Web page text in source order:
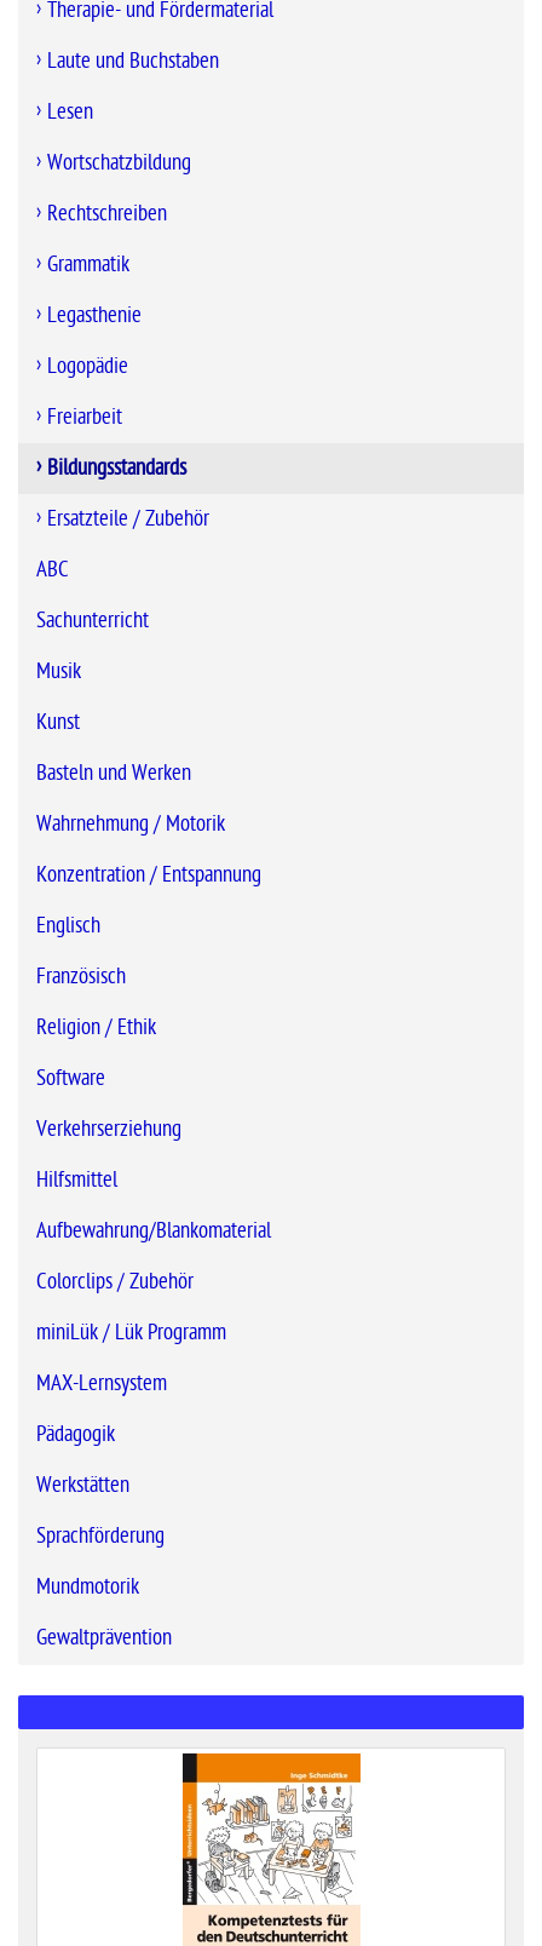
Therapie- und Fördermaterial
Laute und Buchstaben
Lesen
Wortschatzbildung
Rechtschreiben
Grammatik
Legasthenie
Logopädie
Freiarbeit
Bildungsstandards
Ersatzteile / Zubehör
ABC
Sachunterricht
Musik
Kunst
Basteln und Werken
Wahrnehmung / Motorik
Konzentration / Entspannung
Englisch
Französisch
Religion / Ethik
Software
Verkehrserziehung
Hilfsmittel
Aufbewahrung/Blankomaterial
Colorclips / Zubehör
miniLük / Lük Programm
MAX-Lernsystem
Pädagogik
Werkstätten
Sprachförderung
Mundmotorik
Gewaltprävention